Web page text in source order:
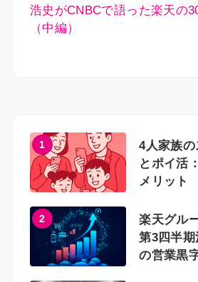
浩史がCNBCで語った楽天の
（中編）
1
4人家族
とポイ活
メリット
2
楽天グル
第3四半期
の営業黒